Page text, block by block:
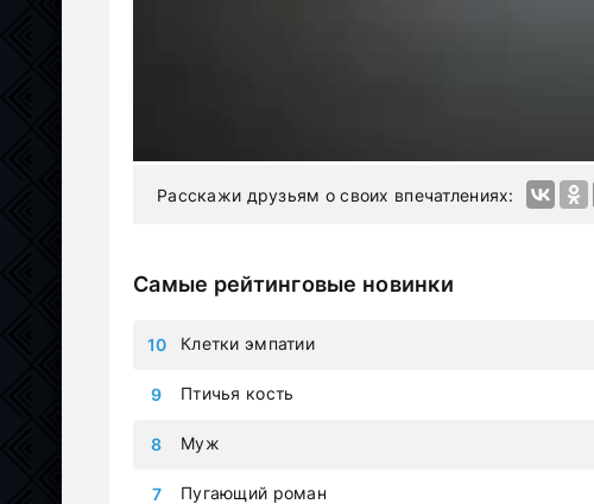
Расскажи друзьям о своих впечатлениях:
Самые рейтинговые новинки
Пугающий роман
Муж
Птичья кость
Клетки эмпатии